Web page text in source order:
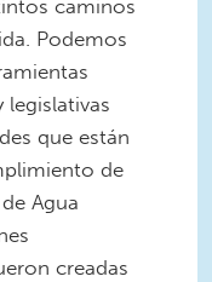
caminos
Podemos
legislativas
que están
de
Agua
creadas